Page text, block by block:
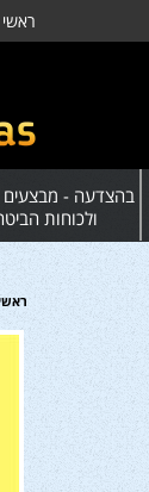
ראשי
בהצדעה - מבצעים
ולכוחות